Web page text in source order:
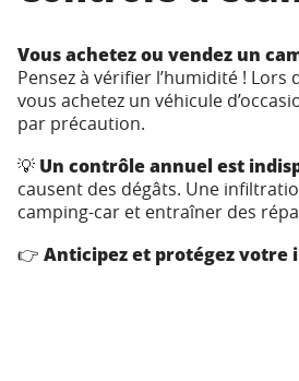
Vous achetez ou vendez un
Pensez à vérifier l’humidité !
vous achetez un véhicule
par précaution.
💡 Un contrôle annuel est
causent des dégâts. Une
camping-car et entraîner des
👉 Anticipez et protégez votre